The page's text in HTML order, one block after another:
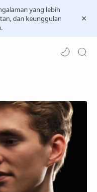
yang lebih
dan keunggulan